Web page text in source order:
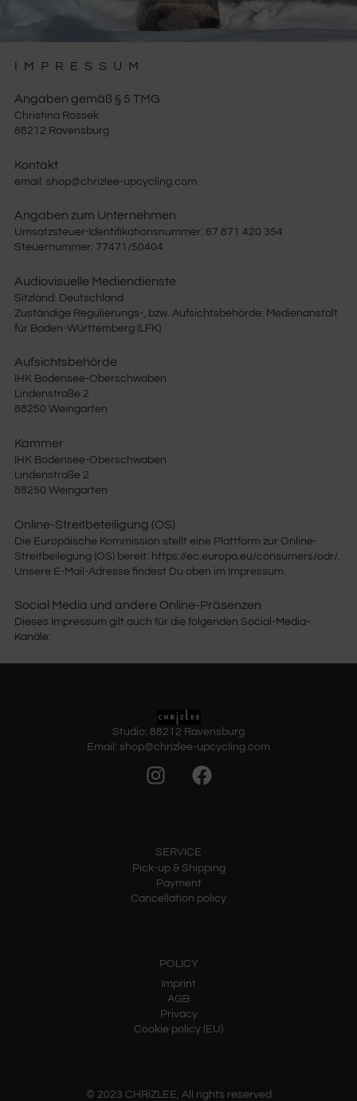
CHRIZLEE UPCYCLING
IMPRESSUM
Angaben gemäß § 5 TMG
Christina Rossek
88212 Ravensburg
Kontakt
email: shop@chrizlee-upcycling.com
Angaben zum Unternehmen
Umsatzsteuer-Identifikationsnummer: 67 871 420 354
Steuernummer: 77471/50404
Audiovisuelle Mediendienste
Sitzland: Deutschland
Zuständige Regulierungs-, bzw. Aufsichtsbehörde: Medienanstalt
für Baden-Württemberg (LFK)
Aufsichtsbehörde
IHK Bodensee-Oberschwaben
Lindenstraße 2
88250 Weingarten
Kammer
IHK Bodensee-Oberschwaben
Lindenstraße 2
88250 Weingarten
Online-Streitbeteiligung (OS)
Die Europäische Kommission stellt eine Plattform zur Online-
Streitbeilegung (OS) bereit: https://ec.europa.eu/consumers/odr/.
Unsere E-Mail-Adresse findest Du oben im Impressum.
Social Media und andere Online-Präsenzen
Dieses Impressum gilt auch für die folgenden Social-Media-
Kanäle:
Studio: 88212 Ravensburg
Email: shop@chrizlee-upcycling.com
SERVICE
Pick-up & Shipping
Payment
Cancellation policy
POLICY
Imprint
AGB
Privacy
Cookie policy (EU)
© 2023 CHRiZLEE, All rights reserved